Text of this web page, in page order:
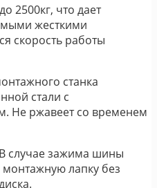
2500кг, что дает
жесткими
скорость работы
станка
стали с
Не ржавеет со временем
случае зажима шины
монтажную лапку без